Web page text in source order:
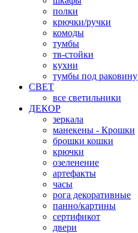
полки
крючки/ручки
комоды
тумбы
тв-стойки
кухни
тумбы под раковину
СВЕТ
все светильники
ДЕКОР
зеркала
манекены - Крошки
брошки кошки
крючки
озеленение
артефакты
часы
рога декоративные
панно/картины
сертификот
двери